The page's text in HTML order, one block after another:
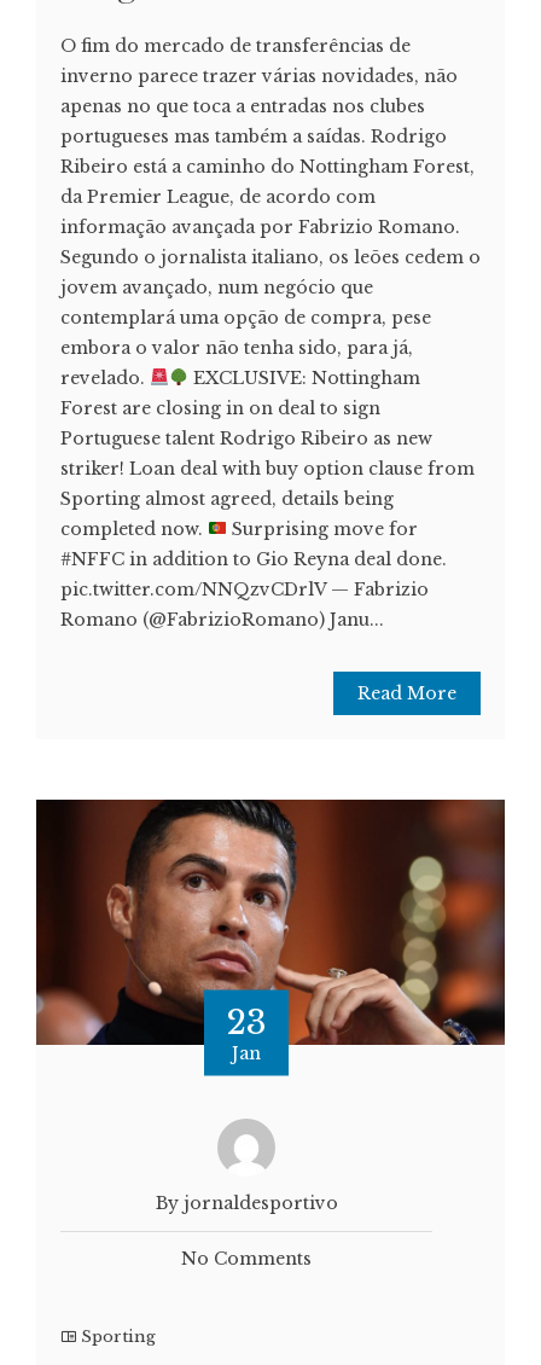
O fim do mercado de transferências de
inverno parece trazer várias novidades, não
apenas no que toca a entradas nos clubes
portugueses mas também a saídas. Rodrigo
Ribeiro está a caminho do Nottingham Forest,
da Premier League, de acordo com
informação avançada por Fabrizio Romano.
Segundo o jornalista italiano, os leões cedem o
jovem avançado, num negócio que
contemplará uma opção de compra, pese
embora o valor não tenha sido, para já,
revelado.
EXCLUSIVE: Nottingham
Forest are closing in on deal to sign
Portuguese talent Rodrigo Ribeiro as new
striker! Loan deal with buy option clause from
Sporting almost agreed, details being
completed now.
Surprising move for
#NFFC in addition to Gio Reyna deal done.
pic.twitter.com/NNQzvCDrlV — Fabrizio
Romano (@FabrizioRomano) Janu...
Read More
23
Jan
By jornaldesportivo
No Comments
Sporting